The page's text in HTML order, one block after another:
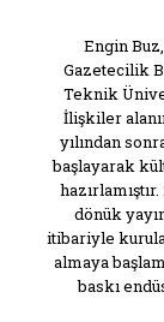
Engin
Gazetecilik
Teknik
İlişkiler
yılından
başlayarak
dönük
itibariyle
almaya
baskı